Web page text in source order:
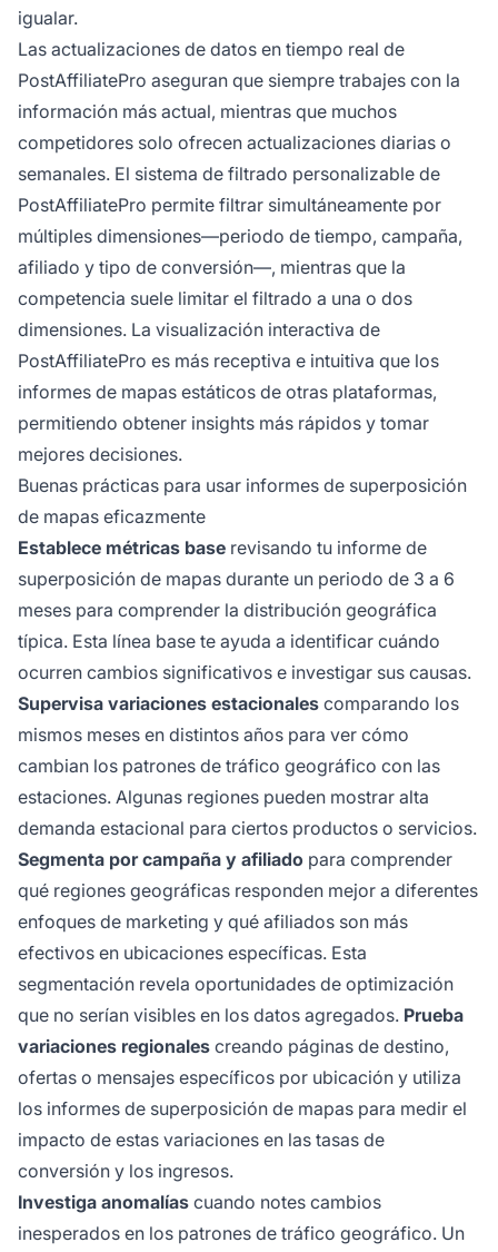
igualar.
Las actualizaciones de datos en tiempo real de
PostAffiliatePro aseguran que siempre trabajes con la
información más actual, mientras que muchos
competidores solo ofrecen actualizaciones diarias o
semanales. El sistema de filtrado personalizable de
PostAffiliatePro permite filtrar simultáneamente por
múltiples dimensiones—periodo de tiempo, campaña,
afiliado y tipo de conversión—, mientras que la
competencia suele limitar el filtrado a una o dos
dimensiones. La visualización interactiva de
PostAffiliatePro es más receptiva e intuitiva que los
informes de mapas estáticos de otras plataformas,
permitiendo obtener insights más rápidos y tomar
mejores decisiones.
Buenas prácticas para usar informes de superposición
de mapas eficazmente
Establece métricas base revisando tu informe de
superposición de mapas durante un periodo de 3 a 6
meses para comprender la distribución geográfica
típica. Esta línea base te ayuda a identificar cuándo
ocurren cambios significativos e investigar sus causas.
Supervisa variaciones estacionales comparando los
mismos meses en distintos años para ver cómo
cambian los patrones de tráfico geográfico con las
estaciones. Algunas regiones pueden mostrar alta
demanda estacional para ciertos productos o servicios.
Segmenta por campaña y afiliado para comprender
qué regiones geográficas responden mejor a diferentes
enfoques de marketing y qué afiliados son más
efectivos en ubicaciones específicas. Esta
segmentación revela oportunidades de optimización
que no serían visibles en los datos agregados. Prueba
variaciones regionales creando páginas de destino,
ofertas o mensajes específicos por ubicación y utiliza
los informes de superposición de mapas para medir el
impacto de estas variaciones en las tasas de
conversión y los ingresos.
Investiga anomalías cuando notes cambios
inesperados en los patrones de tráfico geográfico. Un